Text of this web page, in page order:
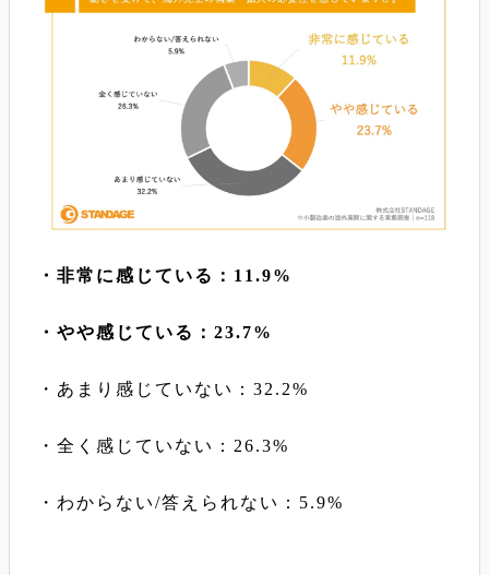
・非常に感じている：11.9%
・やや感じている：23.7%
・あまり感じていない：32.2%
・全く感じていない：26.3%
・わからない/答えられない：5.9%